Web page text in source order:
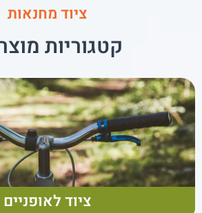
ציוד מחנאות
קטגוריות
ציוד לאופניים